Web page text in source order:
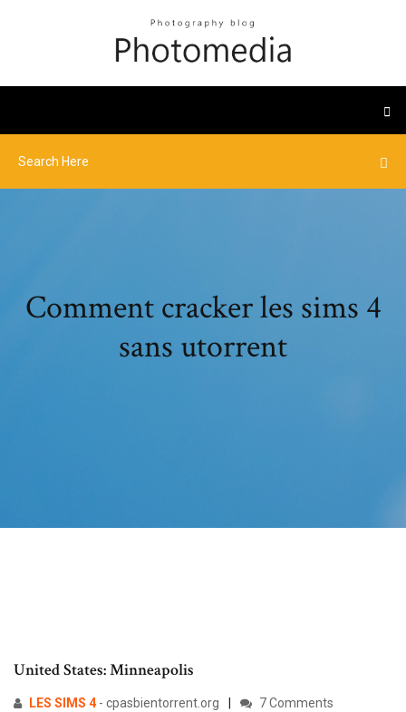
Comment cracker les sims 4
sans utorrent
United States: Minneapolis
LES SIMS 4 - cpasbientorrent.org 7 Comments